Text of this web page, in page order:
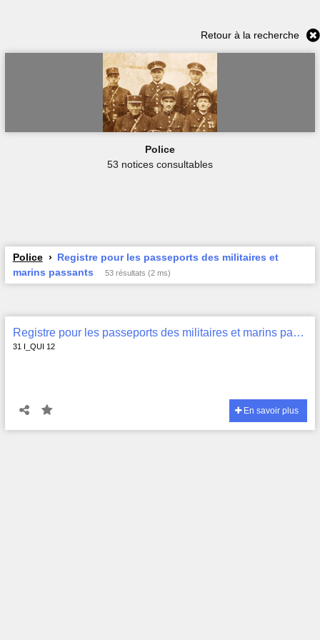
Retour à la recherche
Police
53 notices consultables
Police
Registre pour les passeports des militaires et
marins passants
53 résultats (2 ms)
Registre pour les passeports des militaires et marins passants , 31 I_QUI 12
31 I_QUI 12
En savoir plus